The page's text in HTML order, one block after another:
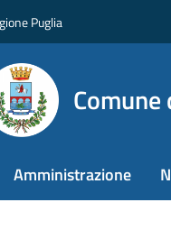
Puglia
Amministrazione